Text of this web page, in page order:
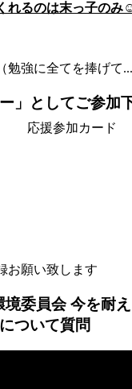
れるのは末っ子のみ
勉強に全てを捧げて...
」としてご参加
お願い致します
境委員会 今を耐
ついて質問